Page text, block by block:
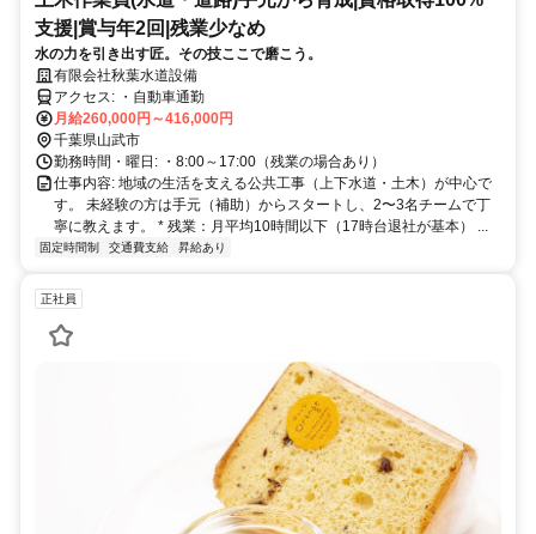
支援|賞与年2回|残業少なめ
水の力を引き出す匠。その技ここで磨こう。
有限会社秋葉水道設備
アクセス: ・自動車通勤
月給260,000円～416,000円
千葉県山武市
勤務時間・曜日: ・8:00～17:00（残業の場合あり）
仕事内容: 地域の生活を支える公共工事（上下水道・土木）が中心で
す。 未経験の方は手元（補助）からスタートし、2〜3名チームで丁
寧に教えます。 * 残業：月平均10時間以下（17時台退社が基本） ...
固定時間制 交通費支給 昇給あり
正社員